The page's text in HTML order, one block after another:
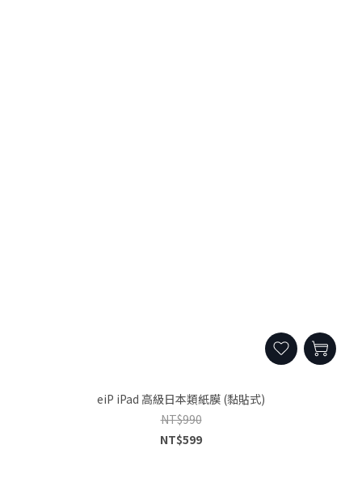
eiP iPad 高級日本類紙膜 (黏貼式)
NT$990
NT$599